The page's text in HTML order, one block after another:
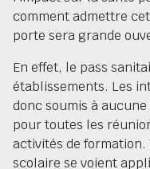
comment admettre
porte sera grande
En effet, le pass
établissements. Les
donc soumis à
pour toutes les
activités de
scolaire se voient